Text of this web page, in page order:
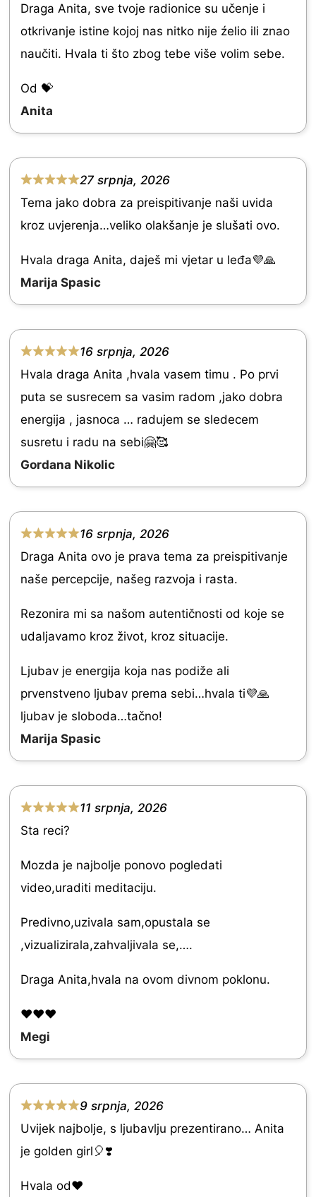
d
5
.
0
o
u
t
f
5
Draga Anita, sve tvoje radionice su učenje i
otkrivanje istine kojoj nas nitko nije źelio ili znao
naučiti. Hvala ti što zbog tebe više volim sebe.
Od 💝
Anita
a
e
d
5
.
0
o
u
t
o
f
5
27 srpnja, 2026
Tema jako dobra za preispitivanje naši uvida
kroz uvjerenja…veliko olakšanje je slušati ovo.
Hvala draga Anita, daješ mi vjetar u leđa💜🙏
Marija Spasic
e
o
u
t
o
f
16 srpnja, 2026
Hvala draga Anita ,hvala vasem timu . Po prvi
puta se susrecem sa vasim radom ,jako dobra
energija , jasnoca … radujem se sledecem
susretu i radu na sebi🤗🥰
Gordana Nikolic
t
e
d
.
0
o
u
f
5
16 srpnja, 2026
Draga Anita ovo je prava tema za preispitivanje
naše percepcije, našeg razvoja i rasta.
Rezonira mi sa našom autentičnosti od koje se
udaljavamo kroz život, kroz situacije.
Ljubav je energija koja nas podiže ali
prvenstveno ljubav prema sebi…hvala ti💜🙏
ljubav je sloboda…tačno!
Marija Spasic
t
e
5
.
0
u
t
5
11 srpnja, 2026
Sta reci?
Mozda je najbolje ponovo pogledati
video,uraditi meditaciju.
Predivno,uzivala sam,opustala se
,vizualizirala,zahvaljivala se,….
Draga Anita,hvala na ovom divnom poklonu.
❤️❤️❤️
Megi
e
9 srpnja, 2026
Uvijek najbolje, s ljubavlju prezentirano… Anita
je golden girl🎈❣️
Hvala od♥️